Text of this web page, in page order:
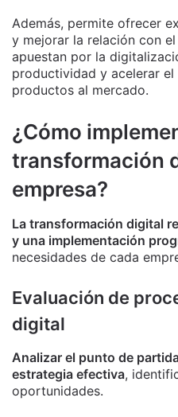
Además, permite ofrecer
y mejorar la relación con
apuestan por la
productividad y acelerar
productos al mercado.
¿Cómo
transformación
empresa?
La transformación digital
y una implementación
necesidades de cada
Evaluación de
digital
Analizar el punto de
estrategia efectiva,
oportunidades.